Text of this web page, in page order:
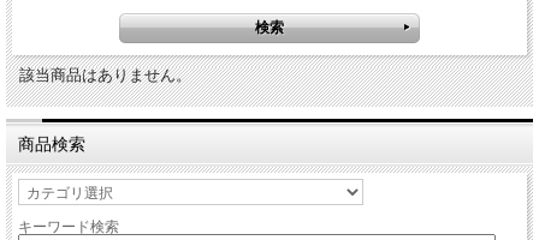
該当商品はありません。
商品検索
キーワード検索